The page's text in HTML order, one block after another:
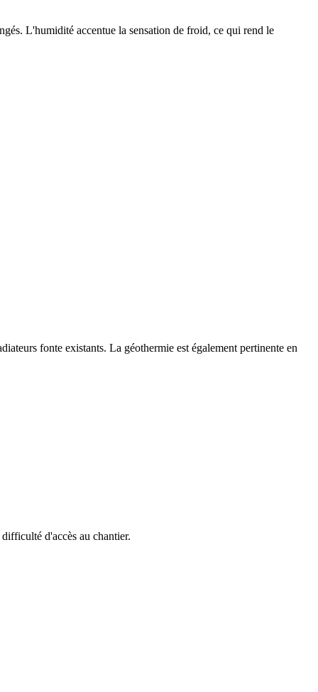
L'humidité accentue la sensation de froid, ce qui rend le
fonte existants. La géothermie est également pertinente en
d'accès au chantier.